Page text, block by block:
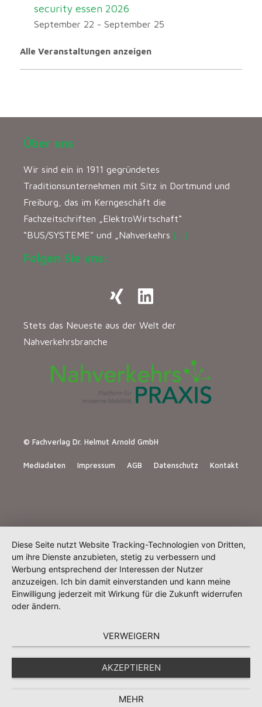
security essen 2026
September 22 - September 25
Alle Veranstaltungen anzeigen
Über uns
Wir sind ein in 1911 gegründetes
Traditionsunternehmen mit Sitz in Dortmund und
Freiburg, das im Kerngeschäft die
Fachzeitschriften „ElektroWirtschaft“
“BUS/SYSTEME” und „Nahverkehrs […]
Folgen Sie uns:
Stets das Neueste aus der Welt der
Nahverkehrsbranche
© Fachverlag Dr. Helmut Arnold GmbH
Mediadaten Impressum AGB Datenschutz Kontakt
Diese Seite nutzt Website Tracking-Technologien von Dritten,
um ihre Dienste anzubieten, stetig zu verbessern und
Werbung entsprechend der Interessen der Nutzer
anzuzeigen. Ich bin damit einverstanden und kann meine
Einwilligung jederzeit mit Wirkung für die Zukunft widerrufen
oder ändern.
VERWEIGERN
AKZEPTIEREN
MEHR